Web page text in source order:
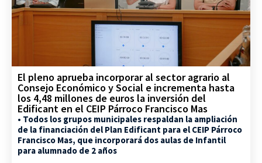
El pleno aprueba incorporar al sector agrario al
Consejo Económico y Social e incrementa hasta
los 4,48 millones de euros la inversión del
Edificant en el CEIP Párroco Francisco Mas
• Todos los grupos municipales respaldan la ampliación
de la financiación del Plan Edificant para el CEIP Párroco
Francisco Mas, que incorporará dos aulas de Infantil
para alumnado de 2 años